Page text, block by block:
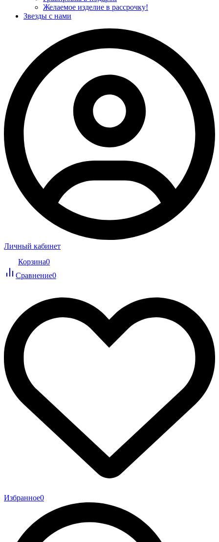
Желаемое изделие в рассрочку!
Звезды с нами
Личный кабинет
Корзина0
Сравнение0
Избранное0